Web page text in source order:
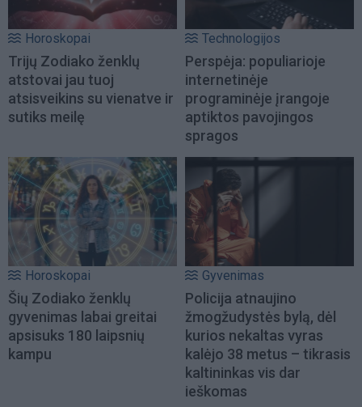
Horoskopai
Trijų Zodiako ženklų
atstovai jau tuoj
atsisveikins su vienatve ir
sutiks meilę
Technologijos
Perspėja: populiarioje
internetinėje
programinėje įrangoje
aptiktos pavojingos
spragos
Horoskopai
Šių Zodiako ženklų
gyvenimas labai greitai
apsisuks 180 laipsnių
kampu
Gyvenimas
Policija atnaujino
žmogžudystės bylą, dėl
kurios nekaltas vyras
kalėjo 38 metus – tikrasis
kaltininkas vis dar
ieškomas